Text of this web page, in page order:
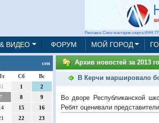
Реклама: Союз мастеров спорта ИНН
ВИДЕО ФОРУМ МОЙ ГОРОД
сен
Сб
Вс
1
2
7 8
9
15
16
22
23
Архив новостей за 2013
В Керчи маршировало
Во дворе Республиканской
Ребят оценивали